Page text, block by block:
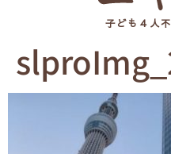
子ども４人